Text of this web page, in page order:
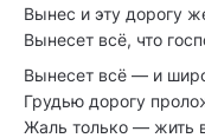
Вынес и эту дорогу
Вынесет всё, что
Вынесет всё — и
Грудью дорогу
Жаль только — жить